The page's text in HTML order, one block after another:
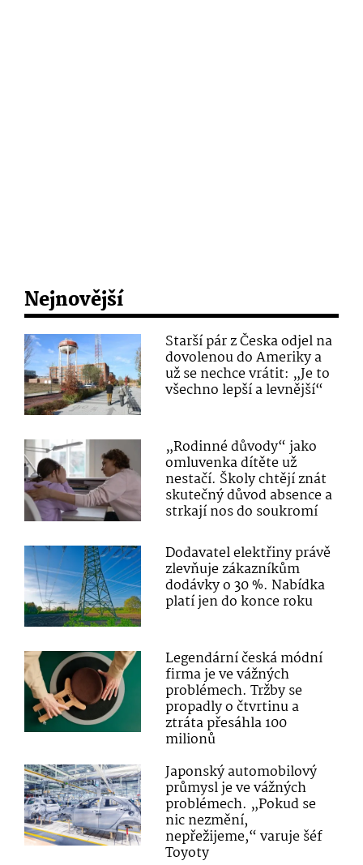
Nejnovější
Starší pár z Česka odjel na
dovolenou do Ameriky a
už se nechce vrátit: „Je to
všechno lepší a levnější“
„Rodinné důvody“ jako
omluvenka dítěte už
nestačí. Školy chtějí znát
skutečný důvod absence a
strkají nos do soukromí
Dodavatel elektřiny právě
zlevňuje zákazníkům
dodávky o 30 %. Nabídka
platí jen do konce roku
Legendární česká módní
firma je ve vážných
problémech. Tržby se
propadly o čtvrtinu a
ztráta přesáhla 100
milionů
Japonský automobilový
průmysl je ve vážných
problémech. „Pokud se
nic nezmění,
nepřežijeme,“ varuje šéf
Toyoty